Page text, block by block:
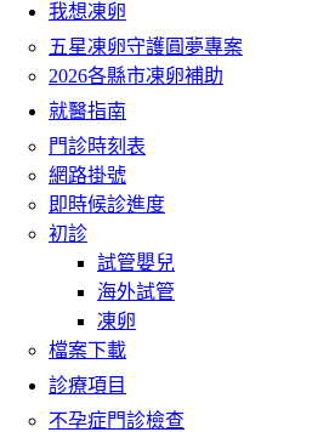
我想凍卵
五星凍卵守護圓夢專案
2026各縣市凍卵補助
就醫指南
門診時刻表
網路掛號
即時候診進度
初診
試管嬰兒
海外試管
凍卵
檔案下載
診療項目
不孕症門診檢查